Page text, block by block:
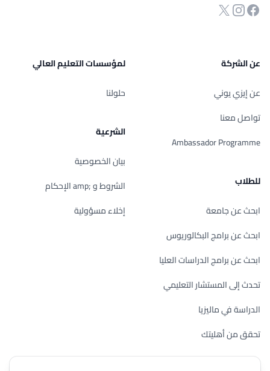
صفحة الفيسبوك
انستجرام
Twitter
عن الشركة
عن إيزي يوني
تواصل معنا
Ambassador Programme
للطلاب
ابحث عن جامعة
ابحث عن برامج البكالوريوس
ابحث عن برامج الدراسات العليا
تحدث إلى المستشار التعليمي
الدراسة في ماليزيا
تحقق من أهليتك
لمؤسسات التعليم العالي
حلولنا
الشرعية
بيان الخصوصية
الشروط و ;amp الإحكام
إخلاء مسؤولية